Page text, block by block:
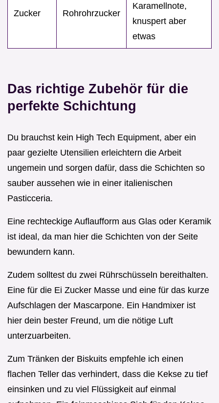
Zucker Rohrohrzucker
Karamellnote,
knuspert aber
etwas
Das richtige Zubehör für die
perfekte Schichtung
Du brauchst kein High Tech Equipment, aber ein
paar gezielte Utensilien erleichtern die Arbeit
ungemein und sorgen dafür, dass die Schichten so
sauber aussehen wie in einer italienischen
Pasticceria.
Eine rechteckige Auflaufform aus Glas oder Keramik
ist ideal, da man hier die Schichten von der Seite
bewundern kann.
Zudem solltest du zwei Rührschüsseln bereithalten.
Eine für die Ei Zucker Masse und eine für das kurze
Aufschlagen der Mascarpone. Ein Handmixer ist
hier dein bester Freund, um die nötige Luft
unterzuarbeiten.
Zum Tränken der Biskuits empfehle ich einen
flachen Teller das verhindert, dass die Kekse zu tief
einsinken und zu viel Flüssigkeit auf einmal